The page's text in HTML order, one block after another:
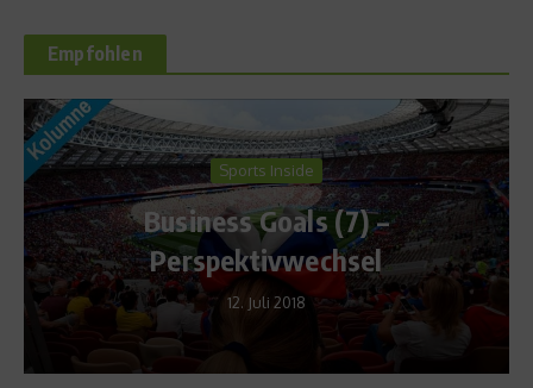
Empfohlen
Sports Inside
Business Goals (7) –
Perspektivwechsel
12. Juli 2018